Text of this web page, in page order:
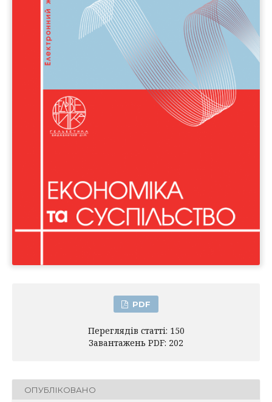
PDF
Переглядів статті: 150
Завантажень PDF: 202
ОПУБЛІКОВАНО